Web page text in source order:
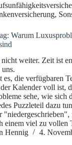
,
Warum
nicht weiter. Zeit ist
es, die verfügbaren
Kalender voll ist,
sehe, wie sich
Puzzleteil dazu
einem viel zu vollen
Hennig
4.